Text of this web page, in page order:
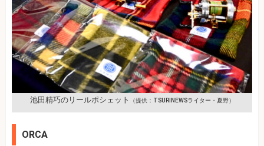
池田精巧のリールポシェット （提供：TSURINEWSライター・夏野）
ORCA